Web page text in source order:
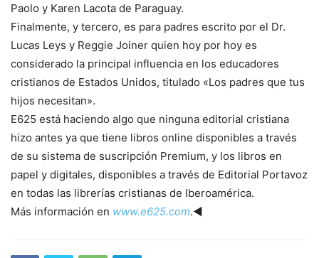
Paolo y Karen Lacota de Paraguay.
Finalmente, y tercero, es para padres escrito por el Dr.
Lucas Leys y Reggie Joiner quien hoy por hoy es
considerado la principal influencia en los educadores
cristianos de Estados Unidos, titulado «Los padres que tus
hijos necesitan».
E625 está haciendo algo que ninguna editorial cristiana
hizo antes ya que tiene libros online disponibles a través
de su sistema de suscripción Premium, y los libros en
papel y digitales, disponibles a través de Editorial Portavoz
en todas las librerías cristianas de Iberoamérica.
Más información en www.e625.com.◄